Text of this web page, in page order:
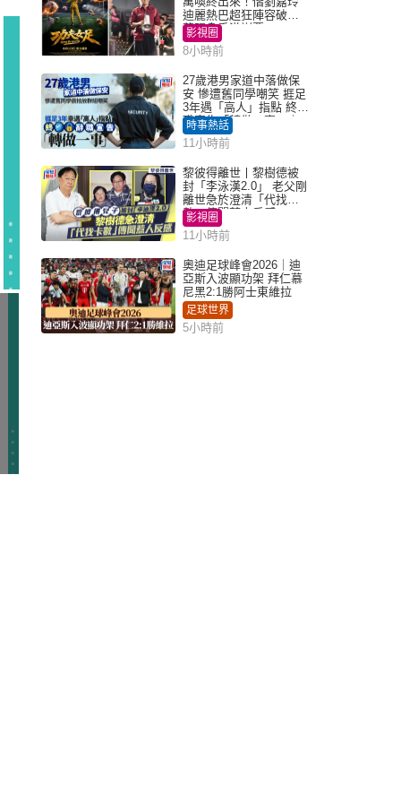
迪麗熱巴超狂陣容破天
荒現身香港謝票
影視圈
8小時前
27歲港男家道中落做保
安 慘遭舊同學嘲笑 捱足
3年遇「高人」指點 終辭
職宣告「轉做一事」｜
Juicy叮
時事熱話
11小時前
黎彼得離世丨黎樹德被
封「李泳漢2.0」 老父剛
離世急於澄清「代找卡
數」傳聞惹人反感
影視圈
11小時前
奧迪足球峰會2026｜迪
亞斯入波顯功架 拜仁慕
尼黑2:1勝阿士東維拉
足球世界
5小時前